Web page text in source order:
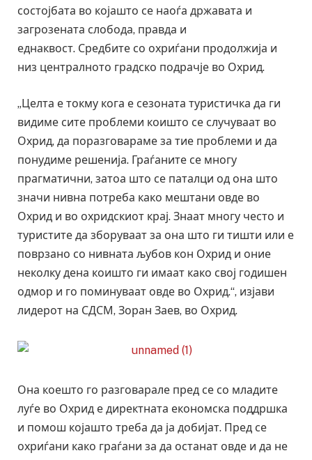
состојбата во којашто се наоѓа државата и
загрозената слобода, правда и
еднаквост. Средбите со охриѓани продолжија и
низ централното градско подрачје во Охрид.
„Целта е токму кога е сезоната туристичка да ги
видиме сите проблеми коишто се случуваат во
Охрид, да поразговараме за тие проблеми и да
понудиме решенија. Граѓаните се многу
прагматични, затоа што се паталци од она што
значи нивна потреба како мештани овде во
Охрид и во охридскиот крај. Знаат многу често и
туристите да зборуваат за она што ги тишти или е
поврзано со нивната љубов кон Охрид и оние
неколку дена коишто ги имаат како свој годишен
одмор и го поминуваат овде во Охрид.“, изјави
лидерот на СДСМ, Зоран Заев, во Охрид.
Она коешто го разговарале пред се со младите
луѓе во Охрид е директната економска поддршка
и помош којашто треба да ја добијат. Пред се
охриѓани како граѓани за да останат овде и да не